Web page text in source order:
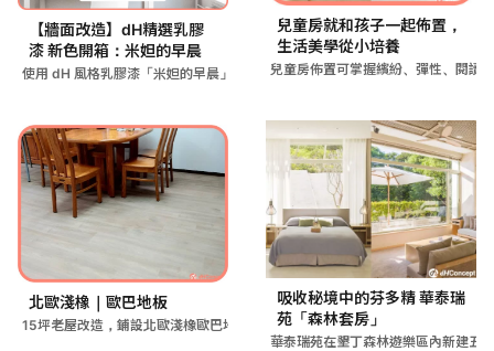
【牆面改造】dH精選乳膠
漆 新色開箱：米妲的早晨
使用 dH 風格乳膠漆「米妲的早晨」灰調淺藍色，粉刷臥室牆面
北歐淺橡｜歐巴地板
15坪老屋改造，鋪設北歐淺橡歐巴地板取代冷硬磁磚，解決冬季寒
兒童房就和孩子一起佈置，
生活美學從小培養
兒童房佈置可掌握繽紛、彈性、閱讀
吸收秘境中的芬多精 華泰瑞
苑「森林套房」
華泰瑞苑在墾丁森林遊樂區內新建五